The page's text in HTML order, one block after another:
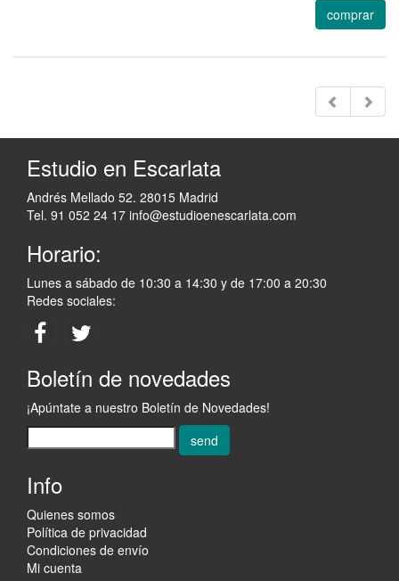
comprar
Estudio en Escarlata
Andrés Mellado 52. 28015 Madrid
Tel. 91 052 24 17 info@estudioenescarlata.com
Horario:
Lunes a sábado de 10:30 a 14:30 y de 17:00 a 20:30
Redes sociales:
Boletín de novedades
¡Apúntate a nuestro Boletín de Novedades!
send
Info
Quienes somos
Política de privacidad
Condiciones de envío
Mi cuenta